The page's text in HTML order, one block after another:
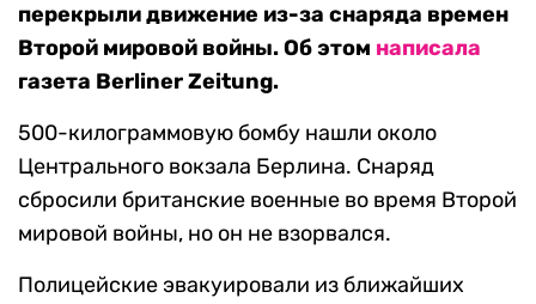
перекрыли движение из-за снаряда времен
Второй мировой войны. Об этом написала
газета Berliner Zeitung.
500-килограммовую бомбу нашли около
Центрального вокзала Берлина. Снаряд
сбросили британские военные во время Второй
мировой войны, но он не взорвался.
Полицейские эвакуировали из ближайших